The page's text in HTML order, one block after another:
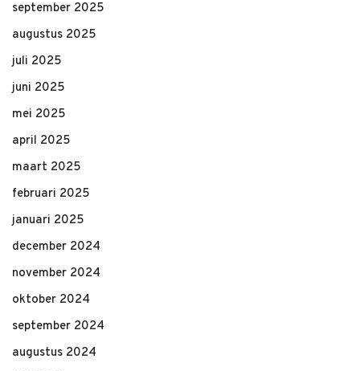
september 2025
augustus 2025
juli 2025
juni 2025
mei 2025
april 2025
maart 2025
februari 2025
januari 2025
december 2024
november 2024
oktober 2024
september 2024
augustus 2024